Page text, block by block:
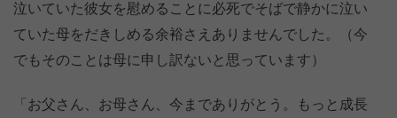
泣いていた彼女を慰めることに必死でそばで静かに泣い
ていた母をだきしめる余裕さえありませんでした。（今
でもそのことは母に申し訳ないと思っています）
「お父さん、お母さん、今までありがとう。もっと成長